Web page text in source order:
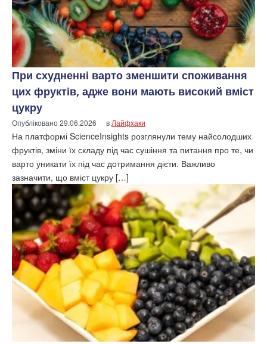
При схудненні варто зменшити споживання
цих фруктів, адже вони мають високий вміст
цукру
Опубліковано29.06.2026 в Лайфхаки
На платформі ScienceInsights розглянули тему найсолодших
фруктів, зміни їх складу під час сушіння та питання про те, чи
варто уникати їх під час дотримання дієти. Важливо
зазначити, що вміст цукру […]